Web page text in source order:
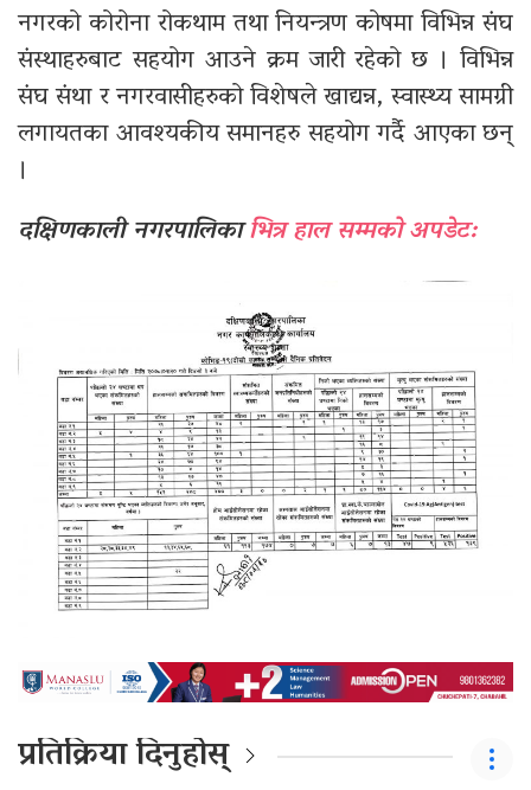
नगरको कोरोना रोकथाम तथा नियन्त्रण कोषमा विभिन्न संघ
संस्थाहरुबाट सहयोग आउने क्रम जारी रहेको छ । विभिन्न
संघ संथा र नगरवासीहरुको विशेषले खाद्यन्न, स्वास्थ्य सामग्री
लगायतका आवश्यकीय समानहरु सहयोग गर्दै आएका छन्
।
दक्षिणकाली नगरपालिकाभित्र हाल सम्मको अपडेट:
प्रतिक्रिया दिनुहोस्